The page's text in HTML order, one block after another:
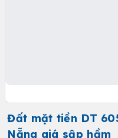
Đất mặt tiền DT
Nẵng giá sập hầm